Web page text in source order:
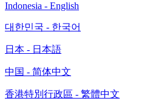
Indonesia - English
대한민국 - 한국어
日本 - 日本語
中国 - 简体中文
香港特別行政區 - 繁體中文